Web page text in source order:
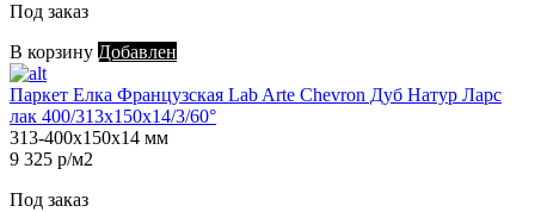
Под заказ
В корзину Добавлен
Паркет Елка Французская Lab Arte Chevron Дуб Натур Ларс
лак 400/313х150х14/3/60°
313-400х150х14 мм
9 325 р/м2
Под заказ